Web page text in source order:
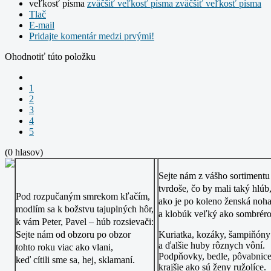
veľkosť písma zväčšiť veľkosť písma zväčšiť veľkosť písma
Tlač
E-mail
Pridajte komentár medzi prvými!
Ohodnotiť túto položku
1
2
3
4
5
(0 hlasov)
Pod rozpučaným smrekom kľačím,
modlím sa k božstvu tajuplných hôr,
k vám Peter, Pavel – húb rozsievači:
Sejte nám od obzoru po obzor
tohto roku viac ako vlani,
keď cítili sme sa, hej, sklamaní.
Sejte nám z vášho
tvrdoše, čo by mali taký hlúb,
ako je po koleno ženská noha
a klobúk veľký ako
Kuriatka, kozáky, šampiňóny
a ďalšie huby rôznych vôní.
Podpňovky, bedle, pôvabnice
krajšie ako sú ženy ružolíce.